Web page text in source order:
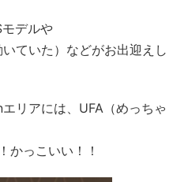
デルや
ていた）などがお出迎えし
リアには、UFA（めっちゃ
かっこいい！！